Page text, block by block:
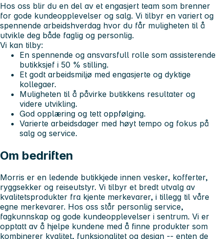
Hos oss blir du en del av et engasjert team som brenner
for gode kundeopplevelser og salg. Vi tilbyr en variert og
spennende arbeidshverdag hvor du får muligheten til å
utvikle deg både faglig og personlig.
Vi kan tilby:
En spennende og ansvarsfull rolle som assisterende
butikksjef i 50 % stilling.
Et godt arbeidsmiljø med engasjerte og dyktige
kollegaer.
Muligheten til å påvirke butikkens resultater og
videre utvikling.
God opplæring og tett oppfølging.
Varierte arbeidsdager med høyt tempo og fokus på
salg og service.
Om bedriften
Morris er en ledende butikkjede innen vesker, kofferter,
ryggsekker og reiseutstyr. Vi tilbyr et bredt utvalg av
kvalitetsprodukter fra kjente merkevarer, i tillegg til våre
egne merkevarer. Hos oss står personlig service,
fagkunnskap og gode kundeopplevelser i sentrum. Vi er
opptatt av å hjelpe kundene med å finne produkter som
kombinerer kvalitet, funksjonalitet og design -- enten de